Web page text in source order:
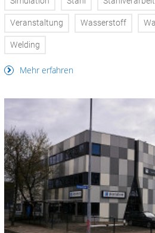
Veranstaltung Wasserstoff
Welding
Mehr erfahren